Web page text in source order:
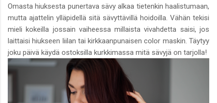
Omasta hiuksesta punertava sävy alkaa tietenkin haalistumaan,
mutta ajattelin ylläpidellä sitä sävyttävillä hoidoilla. Vähän tekisi
mieli kokeilla jossain vaiheessa millaista vivahdetta saisi, jos
laittaisi hiukseen liilan tai kirkkaanpunaisen color maskin. Täytyy
joku päivä käydä ostoksilla kurkkimassa mitä sävyjä on tarjolla!